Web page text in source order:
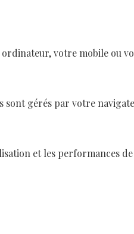
ordinateur, votre mobile ou
sont gérés par votre
et les performances